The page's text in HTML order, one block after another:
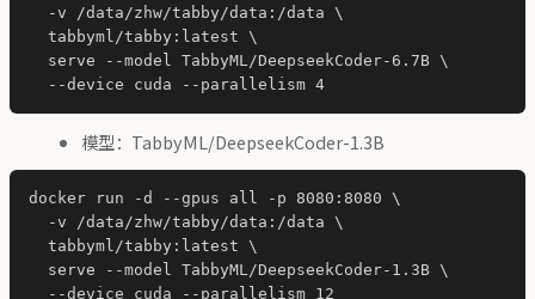
  -v /data/zhw/tabby/data:/data \
  tabbyml/tabby:latest \
  serve --model TabbyML/DeepseekCoder-6.7B \
模型：TabbyML/DeepseekCoder-1.3B
docker run -d --gpus all -p 8080:8080 \
  -v /data/zhw/tabby/data:/data \
  tabbyml/tabby:latest \
  serve --model TabbyML/DeepseekCoder-1.3B \